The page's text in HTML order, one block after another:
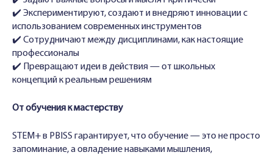
✔️ Экспериментируют, создают и внедряют инновации с
использованием современных инструментов
✔️ Сотрудничают между дисциплинами, как настоящие
профессионалы
✔️ Превращают идеи в действия — от школьных
концепций к реальным решениям
От обучения к мастерству
STEM+ в PBISS гарантирует, что обучение — это не просто
запоминание, а овладение навыками мышления,